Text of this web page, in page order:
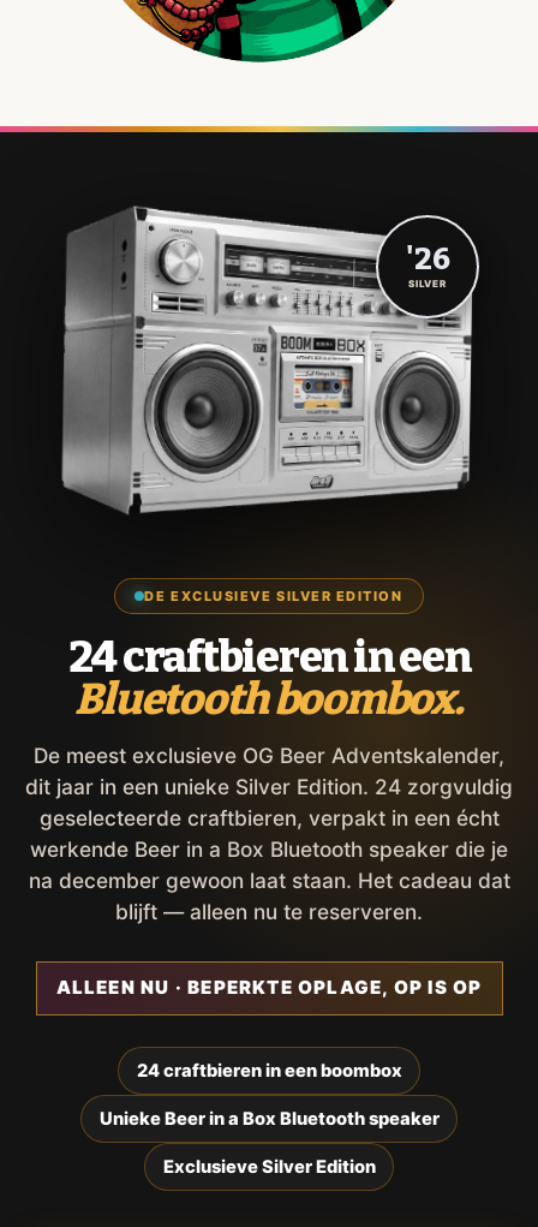
DE EXCLUSIEVE SILVER EDITION
24 craftbieren in een
Bluetooth boombox.
De meest exclusieve OG Beer Adventskalender,
dit jaar in een unieke Silver Edition. 24 zorgvuldig
geselecteerde craftbieren, verpakt in een écht
werkende Beer in a Box Bluetooth speaker die je
na december gewoon laat staan. Het cadeau dat
blijft — alleen nu te reserveren.
ALLEEN NU · BEPERKTE OPLAGE, OP IS OP
24 craftbieren in een boombox
Unieke Beer in a Box Bluetooth speaker
Exclusieve Silver Edition
'26
SILVER